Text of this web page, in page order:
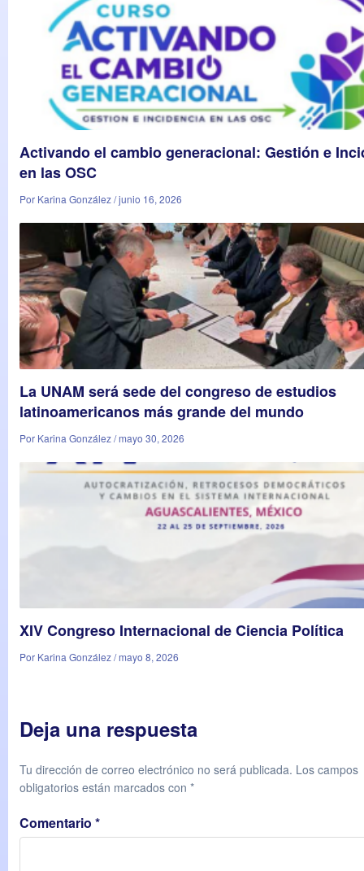
Activando el cambio generacional: Gestión e
en las OSC
Por Karina González / junio 16, 2026
La UNAM será sede del congreso de estudios
latinoamericanos más grande del mundo
Por Karina González / mayo 30, 2026
XIV Congreso Internacional de Ciencia Política
Por Karina González / mayo 8, 2026
Deja una respuesta
Tu dirección de correo electrónico no será publicada. Los campos
obligatorios están marcados con *
Comentario *